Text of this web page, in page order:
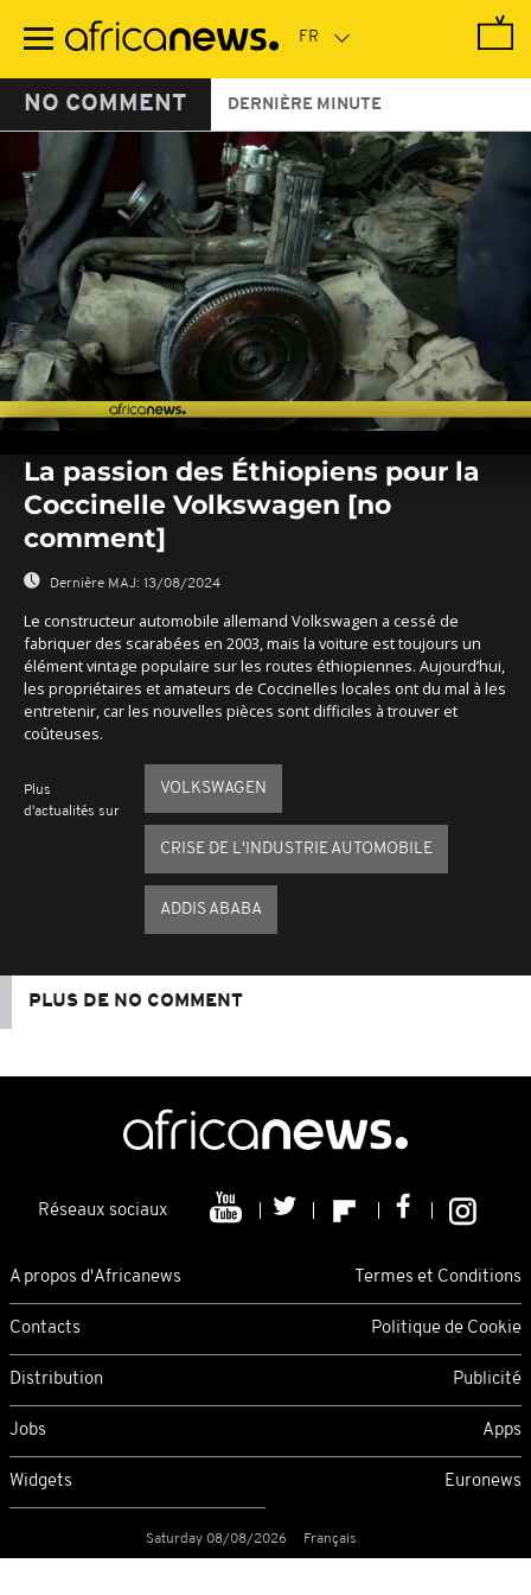
contenu
NO COMMENT DERNIÈRE MINUTE
seconds
seconds
La passion des Éthiopiens pour la
Coccinelle Volkswagen [no
comment]
Dernière MAJ: 13/08/2024
Le constructeur automobile allemand Volkswagen a cessé de
fabriquer des scarabées en 2003, mais la voiture est toujours un
élément vintage populaire sur les routes éthiopiennes. Aujourd’hui,
les propriétaires et amateurs de Coccinelles locales ont du mal à les
entretenir, car les nouvelles pièces sont difficiles à trouver et
coûteuses.
Plus
d'actualités sur
VOLKSWAGEN
CRISE DE L'INDUSTRIE AUTOMOBILE
ADDIS ABABA
PLUS DE NO COMMENT
Réseaux sociaux
A propos d'Africanews Termes et Conditions
Contacts Politique de Cookie
Distribution Publicité
Jobs Apps
Widgets Euronews
Saturday 08/08/2026